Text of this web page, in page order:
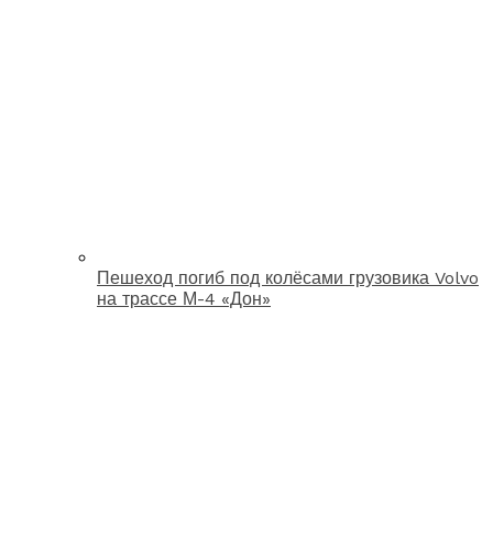
Пешеход погиб под колёсами грузовика Volvo
на трассе М-4 «Дон»